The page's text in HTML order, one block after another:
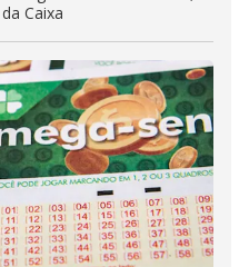
Caixa